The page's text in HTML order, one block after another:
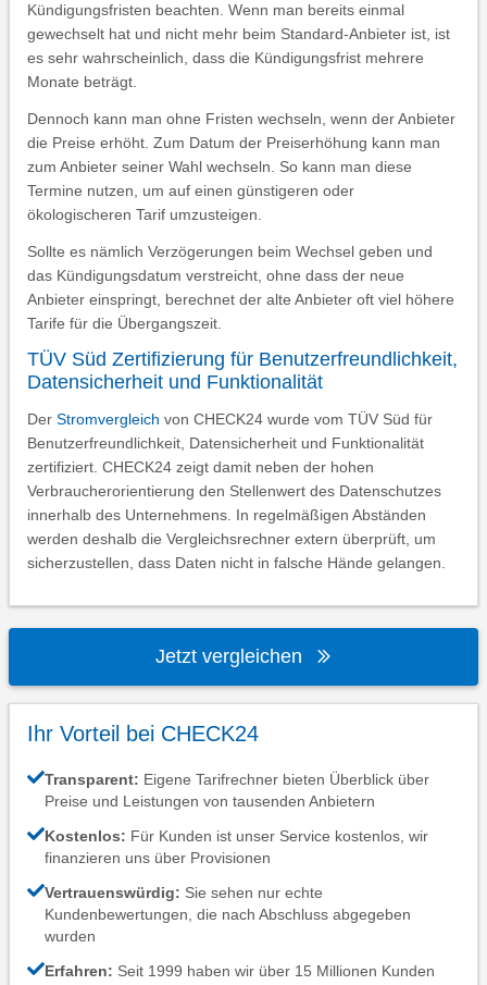
Kündigungsfristen beachten. Wenn man bereits einmal
gewechselt hat und nicht mehr beim Standard-Anbieter ist, ist
es sehr wahrscheinlich, dass die Kündigungsfrist mehrere
Monate beträgt.
Dennoch kann man ohne Fristen wechseln, wenn der Anbieter
die Preise erhöht. Zum Datum der Preiserhöhung kann man
zum Anbieter seiner Wahl wechseln. So kann man diese
Termine nutzen, um auf einen günstigeren oder
ökologischeren Tarif umzusteigen.
Sollte es nämlich Verzögerungen beim Wechsel geben und
das Kündigungsdatum verstreicht, ohne dass der neue
Anbieter einspringt, berechnet der alte Anbieter oft viel höhere
Tarife für die Übergangszeit.
TÜV Süd Zertifizierung für Benutzerfreundlichkeit,
Datensicherheit und Funktionalität
Der Stromvergleich von CHECK24 wurde vom TÜV Süd für
Benutzerfreundlichkeit, Datensicherheit und Funktionalität
zertifiziert. CHECK24 zeigt damit neben der hohen
Verbraucherorientierung den Stellenwert des Datenschutzes
innerhalb des Unternehmens. In regelmäßigen Abständen
werden deshalb die Vergleichsrechner extern überprüft, um
sicherzustellen, dass Daten nicht in falsche Hände gelangen.
Jetzt vergleichen
Ihr Vorteil bei CHECK24
Transparent: Eigene Tarifrechner bieten Überblick über
Preise und Leistungen von tausenden Anbietern
Kostenlos: Für Kunden ist unser Service kostenlos, wir
finanzieren uns über Provisionen
Vertrauenswürdig: Sie sehen nur echte
Kundenbewertungen, die nach Abschluss abgegeben
wurden
Erfahren: Seit 1999 haben wir über 15 Millionen Kunden